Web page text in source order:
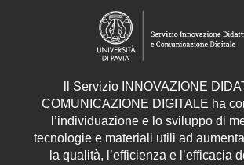
Servizio INNOVAZIONE
COMUNICAZIONE DIGITALE ha
l’individuazione e lo sviluppo di
tecnologie e materiali utili ad
la qualità, l’efficienza e l’efficacia